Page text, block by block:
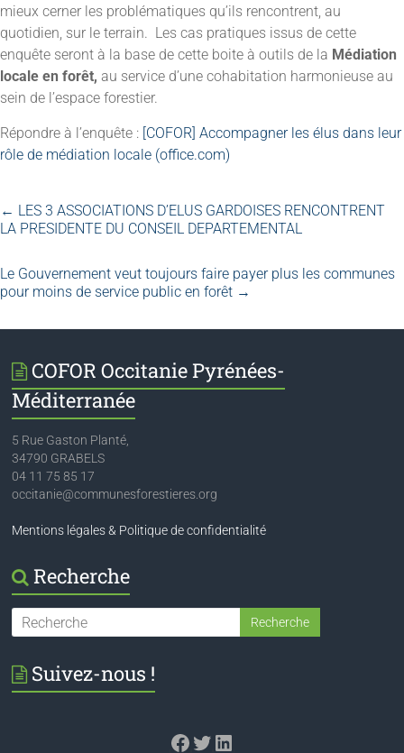
mieux cerner les problématiques qu’ils rencontrent, au
quotidien, sur le terrain. Les cas pratiques issus de cette
enquête seront à la base de cette boite à outils de la Médiation
locale en forêt, au service d’une cohabitation harmonieuse au
sein de l’espace forestier.
Répondre à l’enquête : [COFOR] Accompagner les élus dans leur
rôle de médiation locale (office.com)
← LES 3 ASSOCIATIONS D’ELUS GARDOISES RENCONTRENT
LA PRESIDENTE DU CONSEIL DEPARTEMENTAL
Le Gouvernement veut toujours faire payer plus les communes
pour moins de service public en forêt →
COFOR Occitanie Pyrénées-
Méditerranée
5 Rue Gaston Planté,
34790 GRABELS
04 11 75 85 17
occitanie@communesforestieres.org
Mentions légales & Politique de confidentialité
Recherche
Suivez-nous !